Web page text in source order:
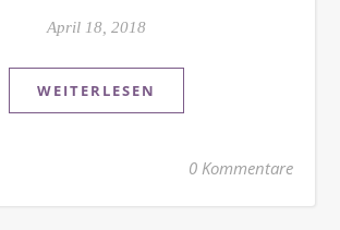
April 18, 2018
WEITERLESEN
0 Kommentare